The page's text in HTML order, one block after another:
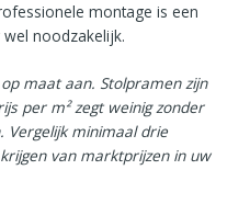
montage is een
noodzakelijk.
maat aan. Stolpramen zijn
per m² zegt weinig zonder
Vergelijk minimaal drie
van marktprijzen in uw